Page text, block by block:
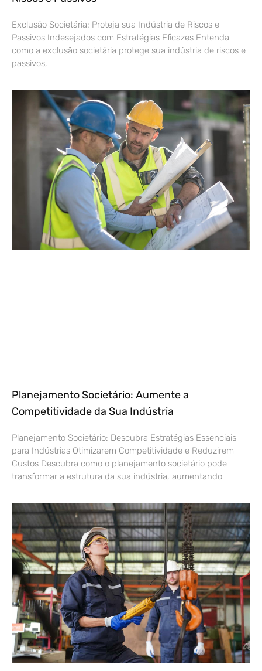
Exclusão Societária: Proteja sua Indústria de Riscos e
Passivos Indesejados com Estratégias Eficazes Entenda
como a exclusão societária protege sua indústria de riscos e
passivos,
Planejamento Societário: Aumente a
Competitividade da Sua Indústria
Planejamento Societário: Descubra Estratégias Essenciais
para Indústrias Otimizarem Competitividade e Reduzirem
Custos Descubra como o planejamento societário pode
transformar a estrutura da sua indústria, aumentando